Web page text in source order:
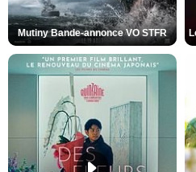
Mutiny Bande-annonce VO STFR